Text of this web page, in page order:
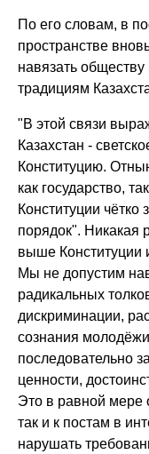
По его словам, в
пространстве
навязать
традициям
"В этой связи
Казахстан -
Конституцию.
как государство,
Конституции чётко
порядок". Никакая
выше Конституции
Мы не допустим
радикальных
дискриминации,
сознания
последовательно
ценности,
Это в равной мере
так и к постам в
нарушать